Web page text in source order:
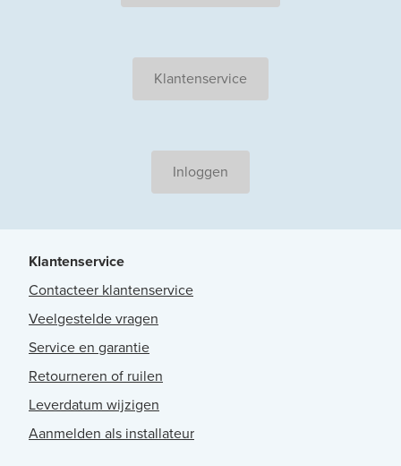
Klantenservice
Inloggen
Klantenservice
Contacteer klantenservice
Veelgestelde vragen
Service en garantie
Retourneren of ruilen
Leverdatum wijzigen
Aanmelden als installateur